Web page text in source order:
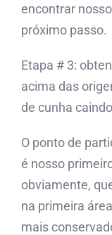
encontrar
próximo passo.
Etapa # 3:
acima das
de cunha caindo
O ponto de
é nosso
obviamente,
na primeira
mais